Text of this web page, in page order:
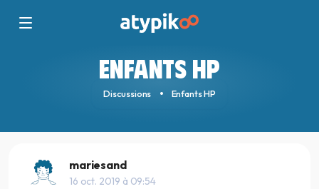
ENFANTS HP
Discussions Enfants HP
mariesand
16 oct. 2019 à 09:54